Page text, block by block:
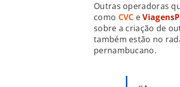
Outras operadoras
como CVC e
sobre a criação de
também estão no
pernambucano.